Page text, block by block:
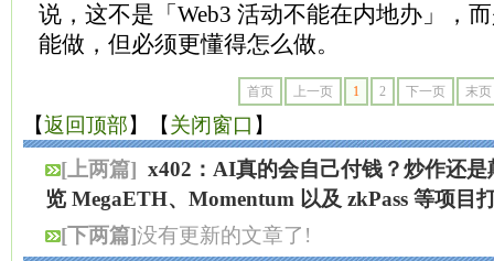
说，这不是「Web3 活动不能在内地办」，
能做，但必须更懂得怎么做。
首页 上一页 1 2 下一页 末页
【返回顶部】【关闭窗口 】
[上两篇] x402：AI真的会自己付钱？炒作还是
览 MegaETH、Momentum 以及 zkPass 等项目
[下两篇]没有更新的文章了!